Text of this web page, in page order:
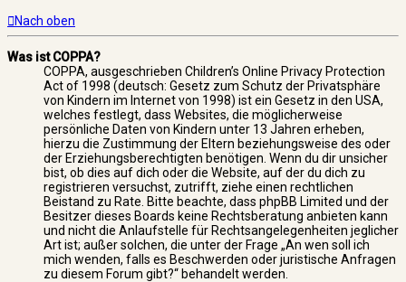
Nach oben
Was ist COPPA?
COPPA, ausgeschrieben Children’s Online Privacy Protection
Act of 1998 (deutsch: Gesetz zum Schutz der Privatsphäre
von Kindern im Internet von 1998) ist ein Gesetz in den USA,
welches festlegt, dass Websites, die möglicherweise
persönliche Daten von Kindern unter 13 Jahren erheben,
hierzu die Zustimmung der Eltern beziehungsweise des oder
der Erziehungsberechtigten benötigen. Wenn du dir unsicher
bist, ob dies auf dich oder die Website, auf der du dich zu
registrieren versuchst, zutrifft, ziehe einen rechtlichen
Beistand zu Rate. Bitte beachte, dass phpBB Limited und der
Besitzer dieses Boards keine Rechtsberatung anbieten kann
und nicht die Anlaufstelle für Rechtsangelegenheiten jeglicher
Art ist; außer solchen, die unter der Frage „An wen soll ich
mich wenden, falls es Beschwerden oder juristische Anfragen
zu diesem Forum gibt?“ behandelt werden.